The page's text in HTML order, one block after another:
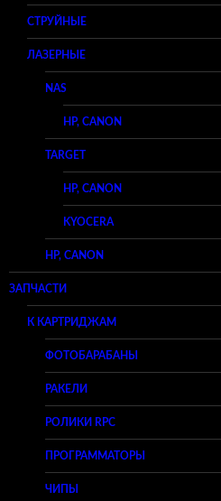
СТРУЙНЫЕ
ЛАЗЕРНЫЕ
NAS
HP, CANON
TARGET
HP, CANON
KYOCERA
HP, CANON
ЗАПЧАСТИ
К КАРТРИДЖАМ
ФОТОБАРАБАНЫ
РАКЕЛИ
РОЛИКИ RPC
ПРОГРАММАТОРЫ
ЧИПЫ